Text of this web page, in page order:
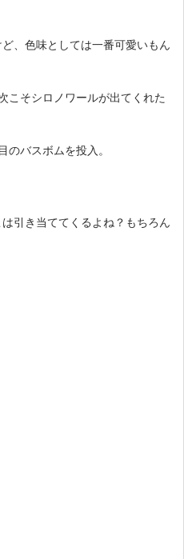
、色味としては一番可愛いもん
こそシロノワールが出てくれた
のバスボムを投入。
引き当ててくるよね？もちろん